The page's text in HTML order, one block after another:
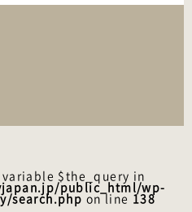
$the_query in
public_html/wp-
search.php on line 138